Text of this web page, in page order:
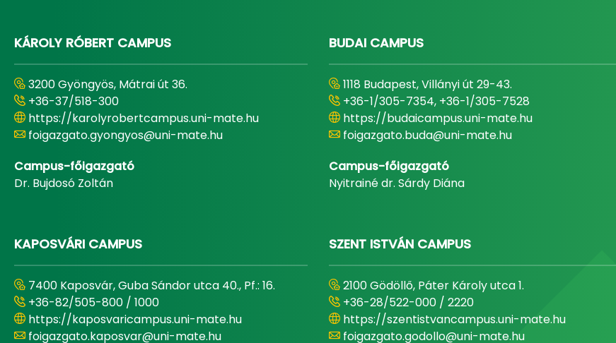
KÁROLY RÓBERT CAMPUS
3200 Gyöngyös, Mátrai út 36.
+36-37/518-300
https://karolyrobertcampus.uni-mate.hu
foigazgato.gyongyos@uni-mate.hu
Campus-főigazgató
Dr. Bujdosó Zoltán
BUDAI CAMPUS
1118 Budapest, Villányi út 29-43.
+36-1/305-7354, +36-1/305-7528
https://budaicampus.uni-mate.hu
foigazgato.buda@uni-mate.hu
Campus-főigazgató
Nyitrainé dr. Sárdy Diána
KAPOSVÁRI CAMPUS
7400 Kaposvár, Guba Sándor utca 40., Pf.: 16.
+36-82/505-800 / 1000
https://kaposvaricampus.uni-mate.hu
foigazgato.kaposvar@uni-mate.hu
SZENT ISTVÁN CAMPUS
2100 Gödöllő, Páter Károly utca 1.
+36-28/522-000 / 2220
https://szentistvancampus.uni-mate.hu
foigazgato.godollo@uni-mate.hu